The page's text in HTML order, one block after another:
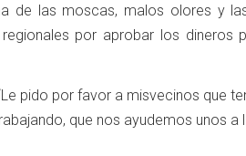
de las moscas, malos olores y
por aprobar los dineros
pido por favor a misvecinos que
que nos ayudemos unos a